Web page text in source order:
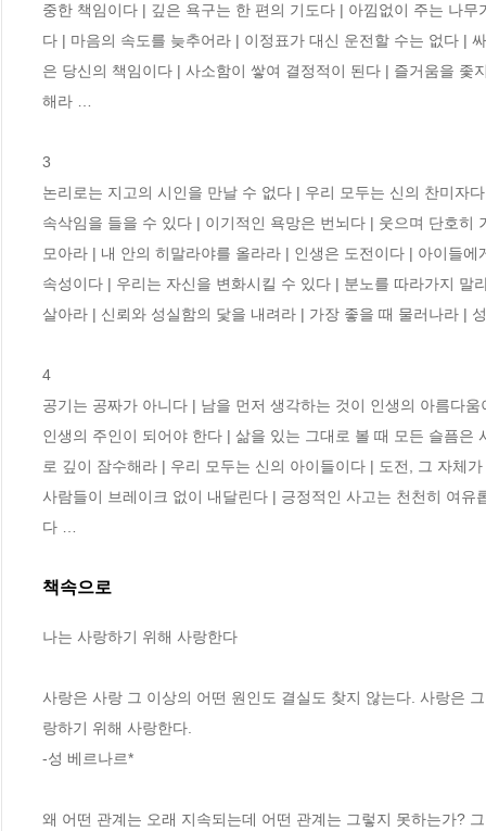
중한 책임이다 | 깊은 욕구는 한 편의 기도다 | 아낌없이 주는 나
다 | 마음의 속도를 늦추어라 | 이정표가 대신 운전할 수는 없다 |
은 당신의 책임이다 | 사소함이 쌓여 결정적이 된다 | 즐거움을
해라 …
3
논리로는 지고의 시인을 만날 수 없다 | 우리 모두는 신의 찬미자
속삭임을 들을 수 있다 | 이기적인 욕망은 번뇌다 | 웃으며 단호
모아라 | 내 안의 히말라야를 올라라 | 인생은 도전이다 | 아이들
속성이다 | 우리는 자신을 변화시킬 수 있다 | 분노를 따라가지
살아라 | 신뢰와 성실함의 닻을 내려라 | 가장 좋을 때 물러나라 |
4
공기는 공짜가 아니다 | 남을 먼저 생각하는 것이 인생의 아름다
인생의 주인이 되어야 한다 | 삶을 있는 그대로 볼 때 모든 슬픔
로 깊이 잠수해라 | 우리 모두는 신의 아이들이다 | 도전, 그 자체
사람들이 브레이크 없이 내달린다 | 긍정적인 사고는 천천히 여
다 …
책속으로
나는 사랑하기 위해 사랑한다
사랑은 사랑 그 이상의 어떤 원인도 결실도 찾지 않는다. 사랑은
랑하기 위해 사랑한다.
-성 베르나르*
왜 어떤 관계는 오래 지속되는데 어떤 관계는 그렇지 못하는가?